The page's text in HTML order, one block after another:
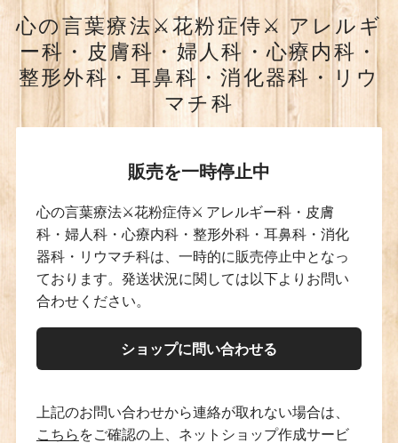
心の言葉療法⚔️花粉症侍⚔️ アレルギ
ー科・皮膚科・婦人科・心療内科・
整形外科・耳鼻科・消化器科・リウ
マチ科
販売を一時停止中
心の言葉療法⚔️花粉症侍⚔️ アレルギー科・皮膚
科・婦人科・心療内科・整形外科・耳鼻科・消化
器科・リウマチ科は、一時的に販売停止中となっ
ております。発送状況に関しては以下よりお問い
合わせください。
ショップに問い合わせる
上記のお問い合わせから連絡が取れない場合は、
こちら をご確認の上、ネットショップ作成サービ